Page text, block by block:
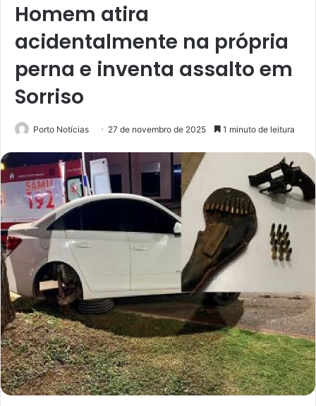
Homem atira
acidentalmente na própria
perna e inventa assalto em
Sorriso
Porto Notícias 27 de novembro de 2025 1 minuto de leitura